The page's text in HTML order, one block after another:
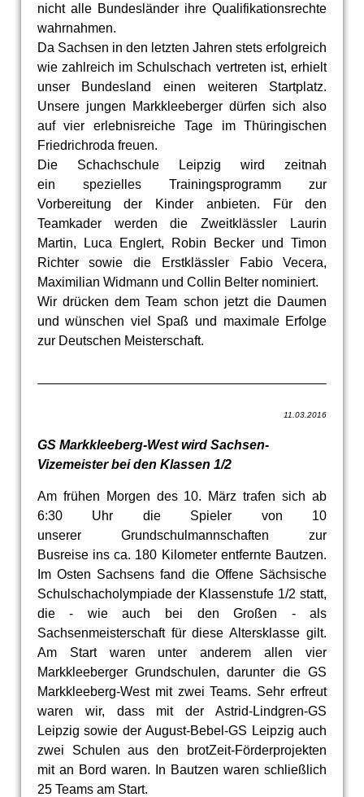
nicht alle Bundesländer ihre Qualifikationsrechte
wahrnahmen.
Da Sachsen in den letzten Jahren stets erfolgreich
wie zahlreich im Schulschach vertreten ist, erhielt
unser Bundesland einen weiteren Startplatz.
Unsere jungen Markkleeberger dürfen sich also
auf vier erlebnisreiche Tage im Thüringischen
Friedrichroda freuen.
Die Schachschule Leipzig wird zeitnah
ein spezielles Trainingsprogramm zur
Vorbereitung der Kinder anbieten. Für den
Teamkader werden die Zweitklässler Laurin
Martin, Luca Englert, Robin Becker und Timon
Richter sowie die Erstklässler Fabio Vecera,
Maximilian Widmann und Collin Belter nominiert.
Wir drücken dem Team schon jetzt die Daumen
und wünschen viel Spaß und maximale Erfolge
zur Deutschen Meisterschaft.
11.03.2016
GS Markkleeberg-West wird Sachsen-
Vizemeister bei den Klassen 1/2
Am frühen Morgen des 10. März trafen sich ab
6:30 Uhr die Spieler von 10
unserer Grundschulmannschaften zur
Busreise ins ca. 180 Kilometer entfernte Bautzen.
Im Osten Sachsens fand die Offene Sächsische
Schulschacholympiade der Klassenstufe 1/2 statt,
die - wie auch bei den Großen - als
Sachsenmeisterschaft für diese Altersklasse gilt.
Am Start waren unter anderem allen vier
Markkleeberger Grundschulen, darunter die GS
Markkleeberg-West mit zwei Teams. Sehr erfreut
waren wir, dass mit der Astrid-Lindgren-GS
Leipzig sowie der August-Bebel-GS Leipzig auch
zwei Schulen aus den brotZeit-Förderprojekten
mit an Bord waren. In Bautzen waren schließlich
25 Teams am Start.